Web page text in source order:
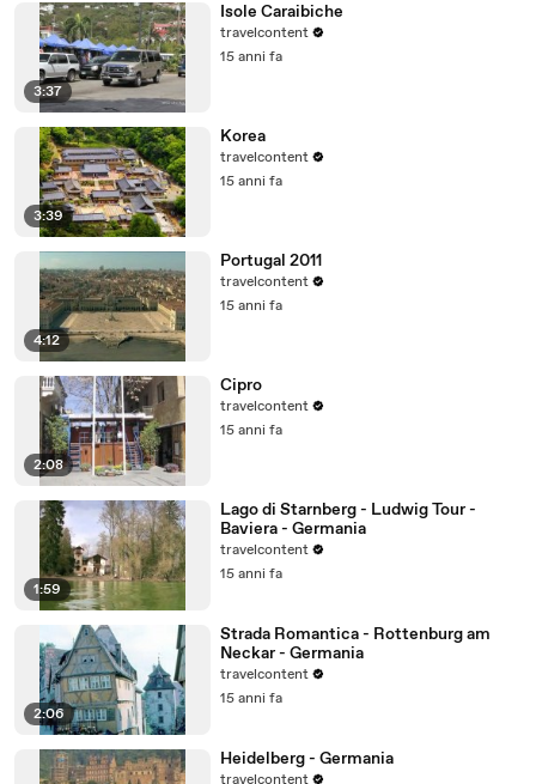
3:37
Isole Caraibiche
travelcontent
15 anni fa
3:39
Korea
travelcontent
15 anni fa
4:12
Portugal 2011
travelcontent
15 anni fa
2:08
Cipro
travelcontent
15 anni fa
1:59
Lago di Starnberg - Ludwig Tour -
Baviera - Germania
travelcontent
15 anni fa
2:06
Strada Romantica - Rottenburg am
Neckar - Germania
travelcontent
15 anni fa
Heidelberg - Germania